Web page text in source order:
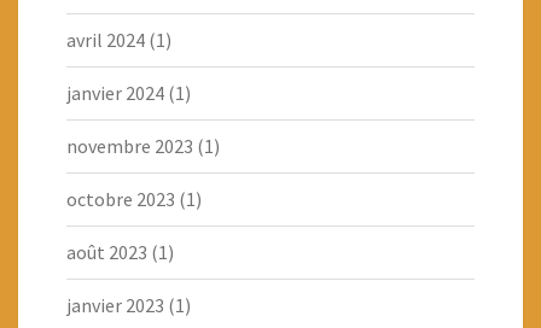
avril 2024 (1)
janvier 2024 (1)
novembre 2023 (1)
octobre 2023 (1)
août 2023 (1)
janvier 2023 (1)